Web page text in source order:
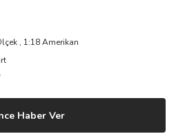
, 1:18 Amerikan
Haber Ver